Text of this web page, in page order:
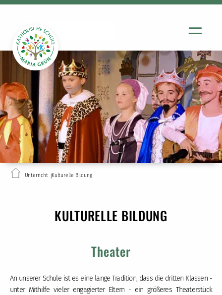
Unterricht Kulturelle Bildung
KULTURELLE BILDUNG
Theater
An unserer Schule ist es eine lange Tradition, dass die dritten Klassen -
unter Mithilfe vieler engagierter Eltern - ein größeres Theaterstück